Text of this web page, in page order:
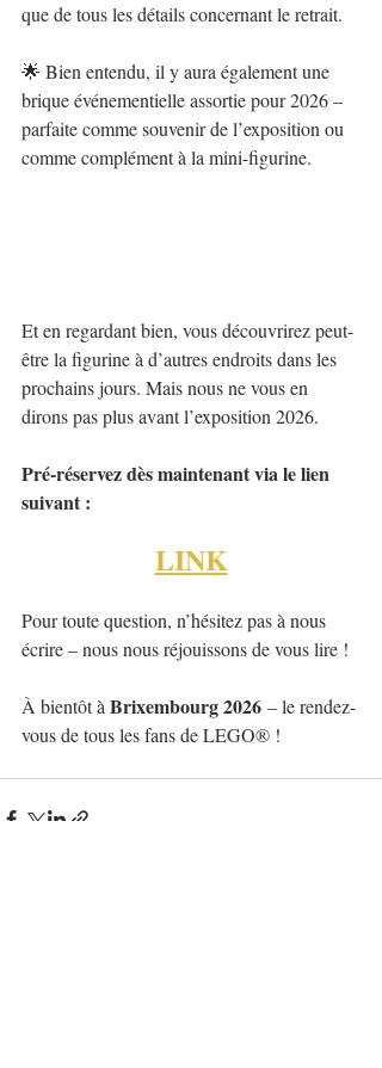
que de tous les détails concernant le retrait.
🌟 Bien entendu, il y aura également une
brique événementielle assortie pour 2026 –
parfaite comme souvenir de l’exposition ou
comme complément à la mini-figurine.
Et en regardant bien, vous découvrirez peut-
être la figurine à d’autres endroits dans les
prochains jours. Mais nous ne vous en
dirons pas plus avant l’exposition 2026.
Pré-réservez dès maintenant via le lien
suivant :
LINK
Pour toute question, n’hésitez pas à nous
écrire – nous nous réjouissons de vous lire !
À bientôt à Brixembourg 2026 – le rendez-
vous de tous les fans de LEGO® !